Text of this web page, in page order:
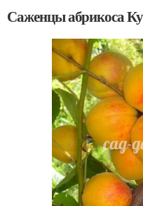
Саженцы абрикоса